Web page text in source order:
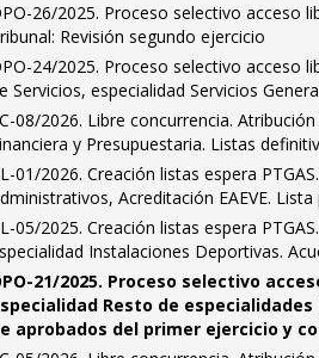
26/2025. Proceso selectivo acceso
Revisión segundo ejercicio
24/2025. Proceso selectivo acceso
Servicios, especialidad Servicios
08/2026. Libre concurrencia.
y Presupuestaria. Listas
01/2026. Creación listas espera
Acreditación EAEVE.
05/2025. Creación listas espera
Instalaciones Deportivas.
21/2025. Proceso selectivo
Resto de
aprobados del primer ejercicio y